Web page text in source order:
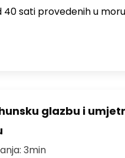
40 sati provedenih u
glazbu i
3min